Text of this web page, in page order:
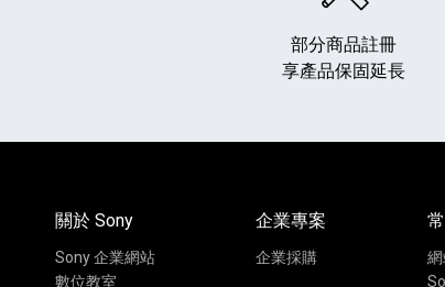
部分商品註冊
享產品保固延長
關於 Sony
Sony 企業網站
數位教室
企業專案
企業採購